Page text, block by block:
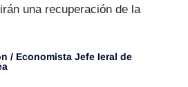
una recuperación de la
/ Economista Jefe Ieral de